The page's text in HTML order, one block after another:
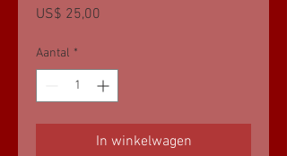
US$ 25,00
Aantal *
In winkelwagen